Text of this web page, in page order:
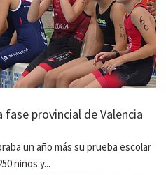
provincial de Valencia
un año más su prueba escolar
niños y...